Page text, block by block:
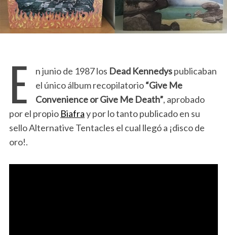
E n junio de 1987 los Dead Kennedyspublicaban
el único álbum recopilatorio“Give Me
Convenience or Give Me Death”, aprobado
por el propio Biafray por lo tanto publicado en su
sello Alternative Tentacles el cual llegó a ¡disco de
oro!.